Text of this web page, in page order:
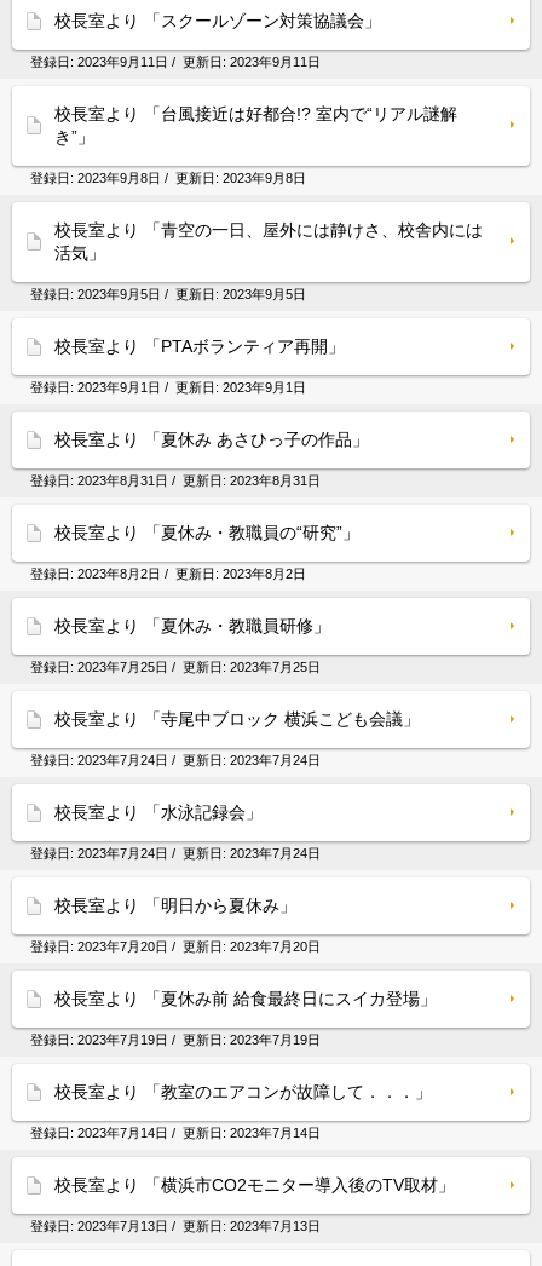
校長室より 「スクールゾーン対策協議会」
登録日: 2023年9月11日 / 更新日: 2023年9月11日
校長室より 「台風接近は好都合!? 室内で“リアル謎解
き”」
登録日: 2023年9月8日 / 更新日: 2023年9月8日
校長室より 「青空の一日、屋外には静けさ、校舎内には
活気」
登録日: 2023年9月5日 / 更新日: 2023年9月5日
校長室より 「PTAボランティア再開」
登録日: 2023年9月1日 / 更新日: 2023年9月1日
校長室より 「夏休み あさひっ子の作品」
登録日: 2023年8月31日 / 更新日: 2023年8月31日
校長室より 「夏休み・教職員の“研究”」
登録日: 2023年8月2日 / 更新日: 2023年8月2日
校長室より 「夏休み・教職員研修」
登録日: 2023年7月25日 / 更新日: 2023年7月25日
校長室より 「寺尾中ブロック 横浜こども会議」
登録日: 2023年7月24日 / 更新日: 2023年7月24日
校長室より 「水泳記録会」
登録日: 2023年7月24日 / 更新日: 2023年7月24日
校長室より 「明日から夏休み」
登録日: 2023年7月20日 / 更新日: 2023年7月20日
校長室より 「夏休み前 給食最終日にスイカ登場」
登録日: 2023年7月19日 / 更新日: 2023年7月19日
校長室より 「教室のエアコンが故障して．．．」
登録日: 2023年7月14日 / 更新日: 2023年7月14日
校長室より 「横浜市CO2モニター導入後のTV取材」
登録日: 2023年7月13日 / 更新日: 2023年7月13日